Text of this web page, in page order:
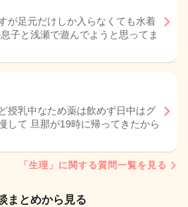
が足元だけしか入らなくても水着
子と浅瀬で遊んでようと思ってま
授乳中なため薬は飲めず日中はグ
して 旦那が19時に帰ってきたから
「生理」に関する質問一覧を見る
まとめから見る